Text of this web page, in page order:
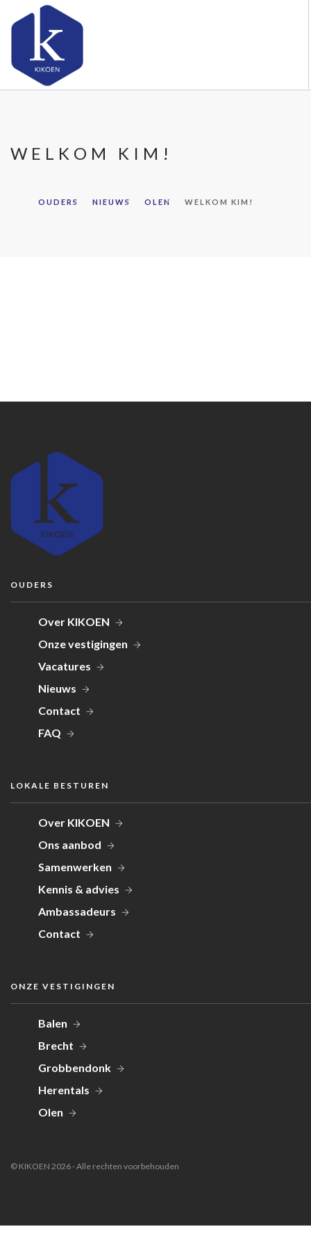
VACATURES
CONTACT
WELKOM KIM!
OUDERS NIEUWS OLEN WELKOM KIM!
OUDERS
Over KIKOEN
Onze vestigingen
Vacatures
Nieuws
Contact
FAQ
LOKALE BESTUREN
Over KIKOEN
Ons aanbod
Samenwerken
Kennis & advies
Ambassadeurs
Contact
ONZE VESTIGINGEN
Balen
Brecht
Grobbendonk
Herentals
Olen
© KIKOEN 2026 - Alle rechten voorbehouden